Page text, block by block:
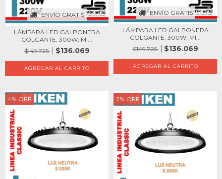
ENVÍO GRATIS
LÁMPARA LED GALPONERA
COLGANTE, 300W, MI...
$149.725
$136.069
ENVÍO GRATIS
LÁMPARA LED GALPONERA
COLGANTE, 300W, MI...
$149.725
$136.069
4% OFF 2% OFF